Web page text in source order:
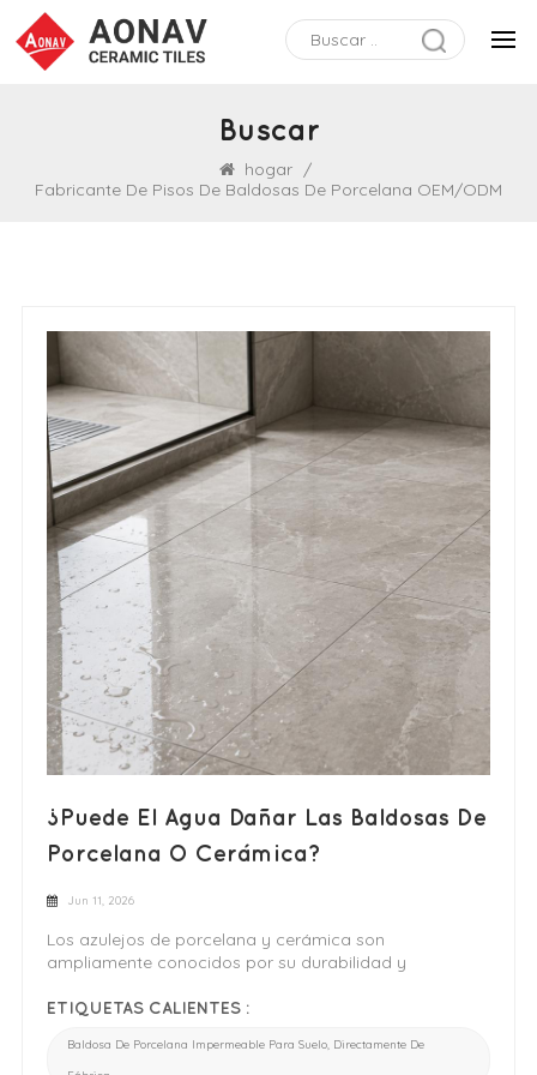
Buscar
hogar /
Fabricante De Pisos De Baldosas De Porcelana OEM/ODM
¿Puede El Agua Dañar Las Baldosas De
Porcelana O Cerámica?
Jun 11, 2026
Los azulejos de porcelana y cerámica son
ampliamente conocidos por su durabilidad y
opción popular para cocinas, baños y espacios
entre propietarios y compradores es: ¿puede el agua
ETIQUETAS CALIENTES :
Baldosa De Porcelana Impermeable Para Suelo, Directamente De